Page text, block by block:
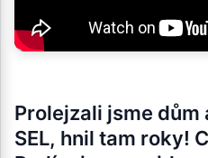
Prolejzali jsme
SEL, hnil tam roky!